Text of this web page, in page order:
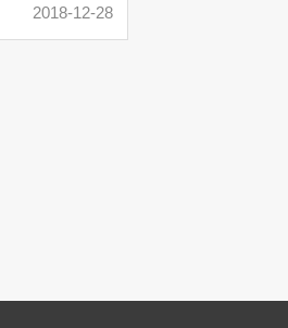
2018-12-28